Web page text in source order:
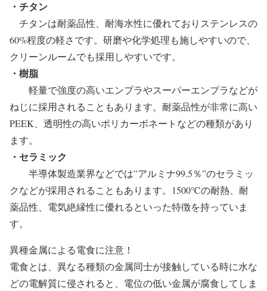
・チタン
チタンは耐薬品性、耐海水性に優れておりステンレスの
60%程度の軽さです。研磨や化学処理も施しやすいので、
クリーンルームでも採用しやすいです。
・樹脂
軽量で強度の高いエンプラやスーパーエンプラなどが
ねじに採用されることもあります。耐薬品性が非常に高い
PEEK、透明性の高いポリカーボネートなどの種類があり
ます。
・セラミック
半導体製造業界などでは”アルミナ99.5％”のセラミッ
クなどが採用されることもあります。1500℃の耐熱、耐
薬品性、電気絶縁性に優れるといった特徴を持っていま
す。
異種金属による電食に注意！
電食とは、異なる種類の金属同士が接触している時に水な
どの電解質に侵されると、電位の低い金属が腐食してしま